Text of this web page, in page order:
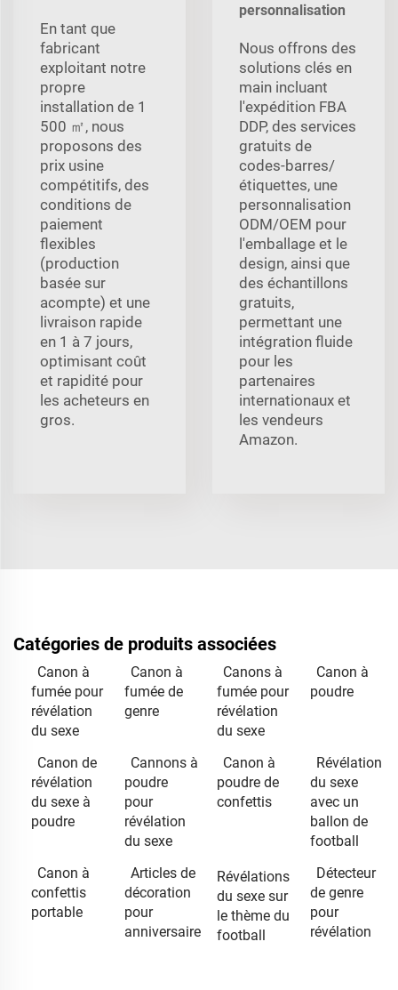
En tant que
fabricant
exploitant notre
propre
installation de 1
500 ㎡, nous
proposons des
prix usine
compétitifs, des
conditions de
paiement
flexibles
(production
basée sur
acompte) et une
livraison rapide
en 1 à 7 jours,
optimisant coût
et rapidité pour
les acheteurs en
gros.
personnalisation
Nous offrons des
solutions clés en
main incluant
l'expédition FBA
DDP, des services
gratuits de
codes-barres/
étiquettes, une
personnalisation
ODM/OEM pour
l'emballage et le
design, ainsi que
des échantillons
gratuits,
permettant une
intégration fluide
pour les
partenaires
internationaux et
les vendeurs
Amazon.
Catégories de produits associées
Canon à
fumée pour
révélation
du sexe
Canon à
fumée de
genre
Canons à
fumée pour
révélation
du sexe
Canon à
poudre
Canon de
révélation
du sexe à
poudre
Cannons à
poudre
pour
révélation
du sexe
Canon à
poudre de
confettis
Révélation
du sexe
avec un
ballon de
football
Canon à
confettis
portable
Articles de
décoration
pour
anniversaire
Révélations
du sexe sur
le thème du
football
Détecteur
de genre
pour
révélation